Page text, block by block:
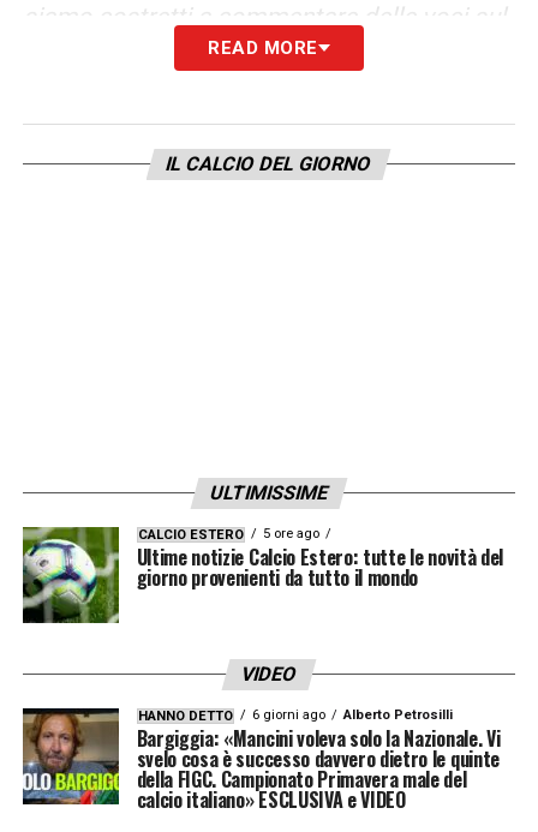
siamo costretti a commentare delle voci sul
nostro tecnico ogni settimana. Lui non mi ha
convinto che vuole continuare ad allenare il
Bayern, anche perché consapevole di poter
READ MORE
IL CALCIO DEL GIORNO
ULTIMISSIME
CALCIO ESTERO 5 ore ago
Ultime notizie Calcio Estero: tutte le novità del
giorno provenienti da tutto il mondo
VIDEO
HANNO DETTO 6 giorni ago Alberto Petrosilli
Bargiggia: «Mancini voleva solo la Nazionale. Vi
svelo cosa è successo davvero dietro le quinte
della FIGC. Campionato Primavera male del
calcio italiano» ESCLUSIVA e VIDEO